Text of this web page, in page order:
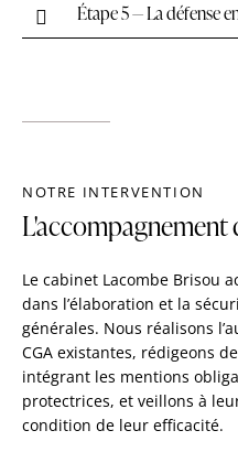
Étape 5 — La défense
NOTRE INTERVENTION
Le cabinet Lacombe Brisou
dans l’élaboration et la
générales. Nous réalisons
CGA existantes, rédigeons
intégrant les mentions
protectrices, et veillons à
condition de leur efficacité.